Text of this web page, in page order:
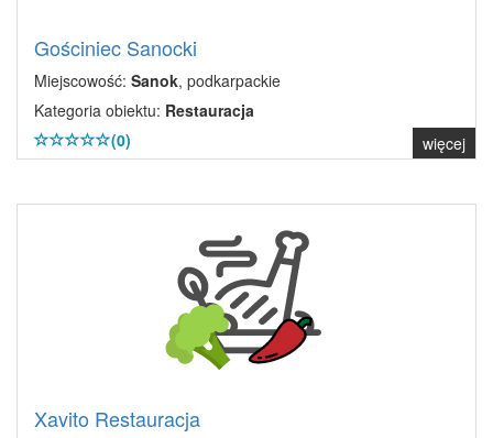
Gościniec Sanocki
Miejscowość: Sanok, podkarpackie
Kategoria obiektu: Restauracja
(0)
więcej
Xavito Restauracja